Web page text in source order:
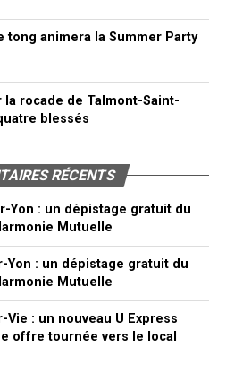
tong animera la Summer Party
rocade de Talmont-Saint-
blessés
RÉCENTS
Yon : un dépistage gratuit du
Mutuelle
Yon : un dépistage gratuit du
Mutuelle
Vie : un nouveau U Express
offre tournée vers le local